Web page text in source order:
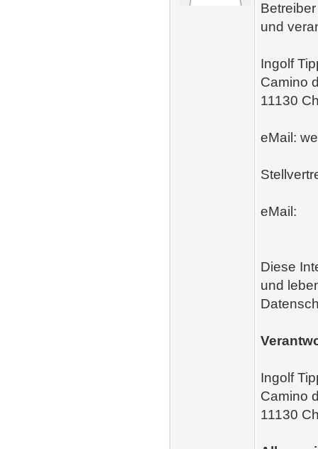
und
Ingolf
Camino
11130
eMail:
eMail:
Diese
und
Ingolf
Camino
11130